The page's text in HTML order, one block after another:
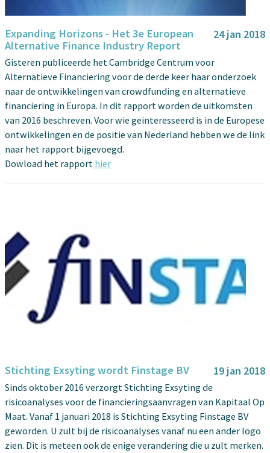
24 jan 2018
Expanding Horizons - Het 3e European
Alternative Finance Industry Report
Gisteren publiceerde het Cambridge Centrum voor
Alternatieve Financiering voor de derde keer haar onderzoek
naar de ontwikkelingen van crowdfunding en alternatieve
financiering in Europa. In dit rapport worden de uitkomsten
van 2016 beschreven. Voor wie geinteresseerd is in de Europese
ontwikkelingen en de positie van Nederland hebben we de link
naar het rapport bijgevoegd.
Dowload het rapport hier
19 jan 2018
Stichting Exsyting wordt Finstage BV
Sinds oktober 2016 verzorgt Stichting Exsyting de
risicoanalyses voor de financieringsaanvragen van Kapitaal Op
Maat. Vanaf 1 januari 2018 is Stichting Exsyting Finstage BV
geworden. U zult bij de risicoanalyses vanaf nu een ander logo
zien. Dit is meteen ook de enige verandering die u zult merken.